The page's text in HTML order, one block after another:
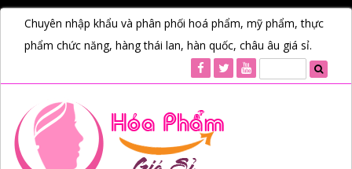
Chuyên nhập khẩu và phân phối hoá phẩm, mỹ phẩm, thực
phẩm chức năng, hàng thái lan, hàn quốc, châu âu giá sỉ.